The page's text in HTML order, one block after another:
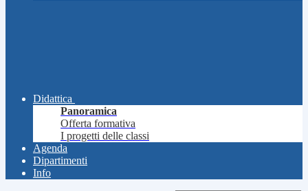
Didattica
Panoramica
Offerta formativa
I progetti delle classi
Agenda
Dipartimenti
Info